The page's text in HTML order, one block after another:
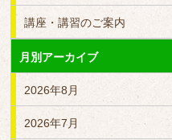
講座・講習のご案内
月別アーカイブ
2026年8月
2026年7月